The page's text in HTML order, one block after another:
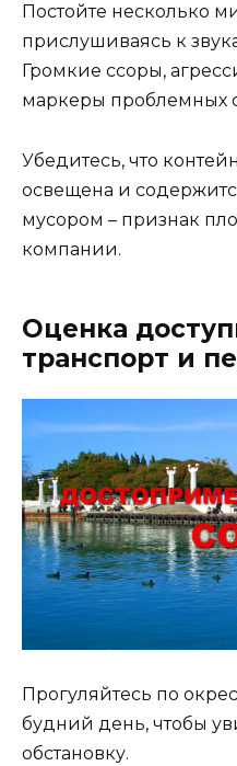
Постойте несколько
прислушиваясь к
Громкие ссоры,
маркеры проблемных
Убедитесь, что
освещена и
мусором – признак
компании.
Оценка
транспорт и
Прогуляйтесь по
будний день, чтобы
обстановку.